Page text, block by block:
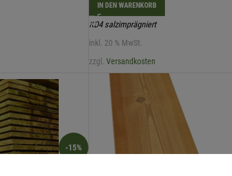
IN DEN WARENKORB
KD4 salzimprägniert
inkl. 20 % MwSt.
zzgl. Versandkosten
-15%